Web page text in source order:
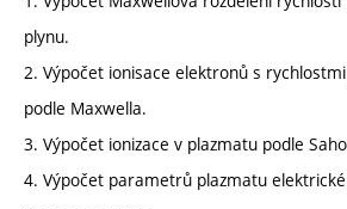
plynu.
2. Výpočet ionisace elektronů s
podle Maxwella.
3. Výpočet ionizace v plazmatu podle
4. Výpočet parametrů plazmatu